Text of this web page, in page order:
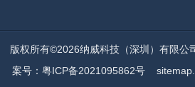
版权所有©2026纳威科技（深圳）有限
案号：粤ICP备2021095862号